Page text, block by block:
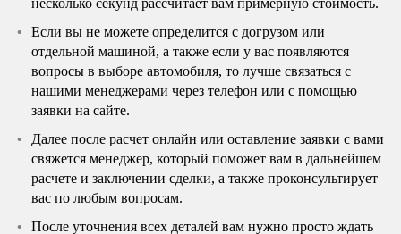
несколько секунд рассчитает вам примерную стоимость.
Если вы не можете определится с догрузом или
отдельной машиной, а также если у вас появляются
вопросы в выборе автомобиля, то лучше связаться с
нашими менеджерами через телефон или с помощью
заявки на сайте.
Далее после расчет онлайн или оставление заявки с вами
свяжется менеджер, который поможет вам в дальнейшем
расчете и заключении сделки, а также проконсультирует
вас по любым вопросам.
После уточнения всех деталей вам нужно просто ждать